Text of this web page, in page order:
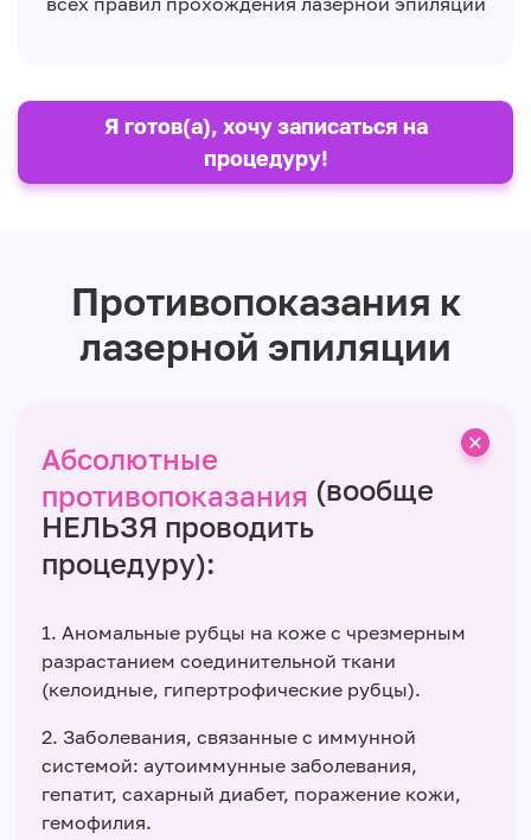
Я готов(а), хочу записаться на
процедуру!
Противопоказания к
лазерной эпиляции
Абсолютные
противопоказания (вообще
НЕЛЬЗЯ проводить
процедуру):
1. Аномальные рубцы на коже с чрезмерным
разрастанием соединительной ткани
(келоидные, гипертрофические рубцы).
2. Заболевания, связанные с иммунной
системой: аутоиммунные заболевания,
гепатит, сахарный диабет, поражение кожи,
гемофилия.